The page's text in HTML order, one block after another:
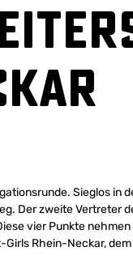
Sieglos in
Der zweite Vertreter
vier Punkte
Rhein-Neckar,